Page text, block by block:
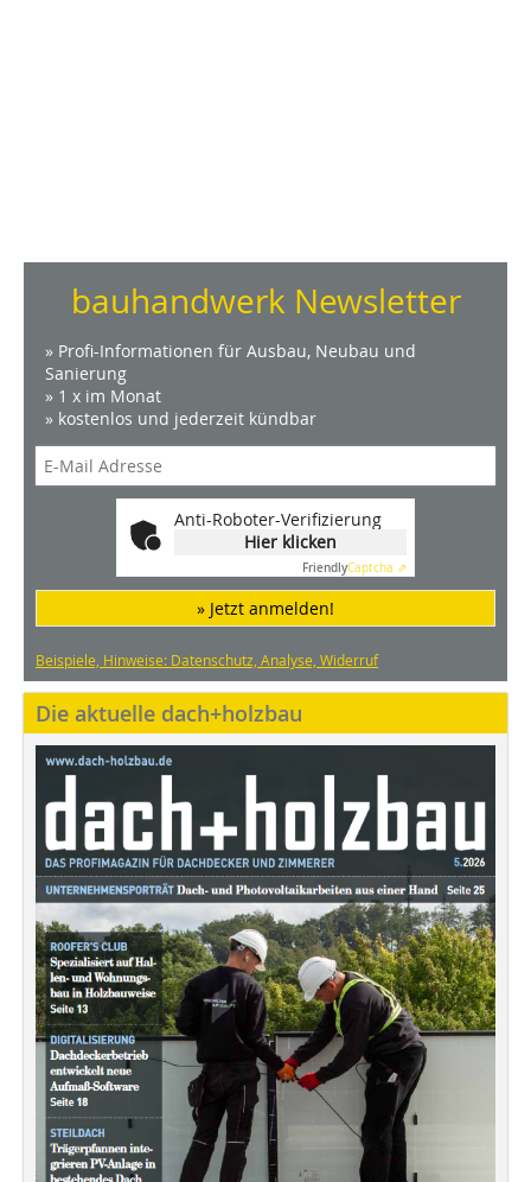
bauhandwerk Newsletter
» Profi-Informationen für Ausbau, Neubau und
Sanierung
» 1 x im Monat
» kostenlos und jederzeit kündbar
Anti-Roboter-Verifizierung
Hier klicken
FriendlyCaptcha ⇗
» Jetzt anmelden!
Beispiele, Hinweise: Datenschutz, Analyse, Widerruf
Die aktuelle dach+holzbau